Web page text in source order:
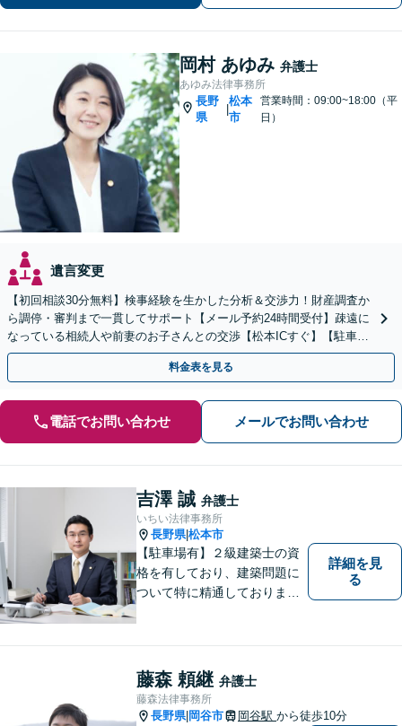
岡村 あゆみ 弁護士
あゆみ法律事務所
長野
県
|
松本
市
営業時間：09:00~18:00（平
日）
遺言変更
【初回相談30分無料】検事経験を生かした分析＆交渉力！財産調査か
ら調停・審判まで一貫してサポート【メール予約24時間受付】疎遠に
なっている相続人や前妻のお子さんとの交渉【松本ICすぐ】【駐車場
あり】話しやすい雰囲気の事務所
料金表を見る
電話でお問い合わせ メールでお問い合わせ
吉澤 誠 弁護士
いちい法律事務所
長野県|松本市
【駐車場有】２級建築士の資
格を有しており、建築問題に
ついて特に精通しておりま
対応を心がけております。お
忙しい方もお気軽にご相談く
ださい。
詳細を見
る
藤森 頼継 弁護士
藤森法律事務所
長野県| 岡谷市 岡谷駅 から徒歩10分